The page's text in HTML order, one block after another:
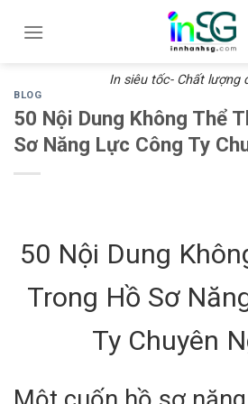
In siêu tốc- Chất lượng
BLOG
50 Nội Dung Không Thể
Sơ Năng Lực Công Ty
50 Nội Dung
Trong Hồ Sơ
Ty Chuyên